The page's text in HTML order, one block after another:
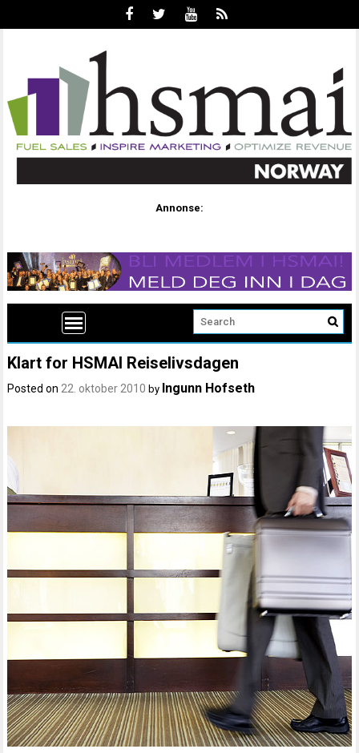
Annonse:
Klart for HSMAI Reiselivsdagen
Posted on22. oktober 2010 by Ingunn Hofseth